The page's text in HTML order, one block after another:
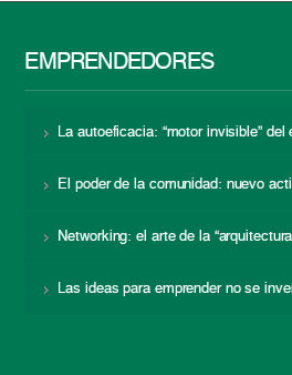
EMPRENDEDORES
La autoeficacia: “motor invisible” del
El poder de la comunidad: nuevo
Networking: el arte de la
Las ideas para emprender no se